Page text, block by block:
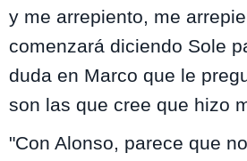
y me arrepiento, me
comenzará diciendo Sole
duda en Marco que le
son las que cree que hizo
"Con Alonso, parece que